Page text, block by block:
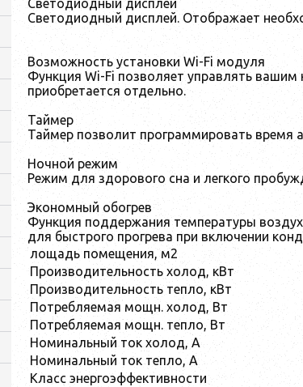
Светодиодный дисплей. Отображает
Возможность установки Wi-Fi модуля
Функция Wi-Fi позволяет управлять
приобретается отдельно.
Таймер
Таймер позволит программировать время
Ночной режим
Режим для здорового сна и легкого
Экономный обогрев
Функция поддержания температуры
для быстрого прогрева при включении
лощадь помещения, м2
Производительность холод, кВт
Производительность тепло, кВт
Потребляемая мощн. холод, Вт
Потребляемая мощн. тепло, Вт
Номинальный ток холод, А
Номинальный ток тепло, А
Класс энергоэффективности